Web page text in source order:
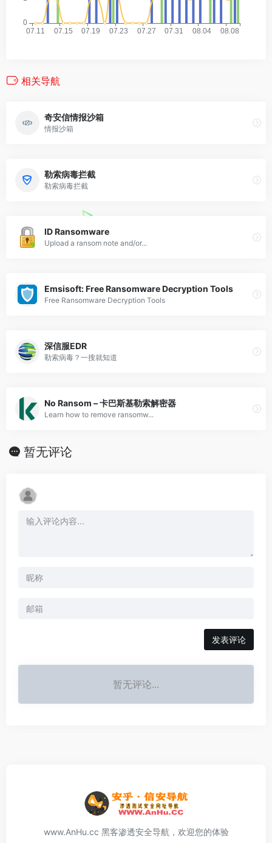
相关导航
奇安信情报沙箱
情报沙箱
勒索病毒拦截
勒索病毒拦截
ID Ransomware
Upload a ransom note and/or...
Emsisoft: Free Ransomware Decryption Tools
Free Ransomware Decryption Tools
深信服EDR
勒索病毒？一搜就知道
No Ransom – 卡巴斯基勒索解密器
Learn how to remove ransomw...
暂无评论
发表评论
暂无评论...
www.AnHu.cc 黑客渗透安全导航，欢迎您的体验